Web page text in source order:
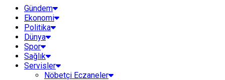
Gündem
Ekonomi
Politika
Dünya
Spor
Sağlık
Servisler
Nöbetçi Eczaneler